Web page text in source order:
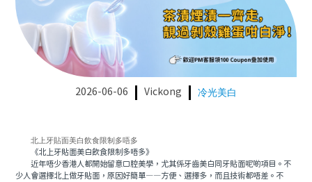
2026-06-06 Vickong 冷光美白
北上牙貼面美白飲食限制多唔多
《北上牙貼面美白飲食限制多唔多》
近年唔少香港人都開始留意口腔美學，尤其係牙齒美白同牙貼面呢啲項目。不
少人會選擇北上做牙貼面，原因好簡單——方便、選擇多，而且技術都唔差。不